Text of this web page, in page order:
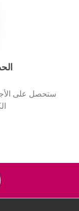
ستحصل على